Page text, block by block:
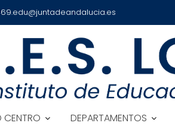
CENTRO DEPARTAMENTOS